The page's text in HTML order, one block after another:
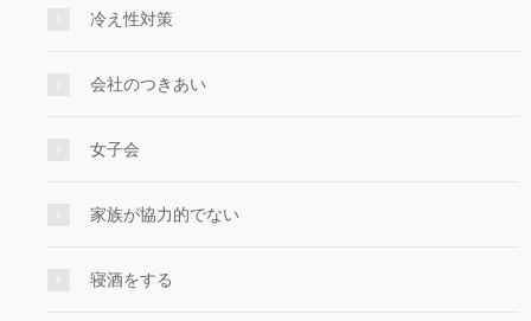
冷え性対策
会社のつきあい
女子会
家族が協力的でない
寝酒をする